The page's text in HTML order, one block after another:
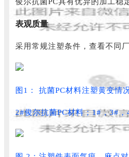
表观质量
采用常规注塑条件，查看不同
图1： 抗菌PC材料注塑黄变情
2#俊尔抗菌PC材料；1#，3#